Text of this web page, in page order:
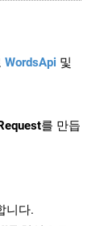
WordsApi 및
를 만듭
니다.